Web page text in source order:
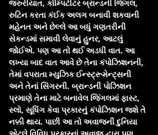
જરુરીયાત, કોમ્પિટીટર બ્રાન્ડની જિંગલ,
રુટિન કરતા કંઈક અલગ બનાવી શકવાની
મહેનત અને છેલ્લે આ બધું ગણતરીની
સેકન્ડમાં સમાવી લેવાનું હુનર, આટલું
જોઈએ. પણ આ તો થઈ અડધી વાત. આ
લખ્યા બાદ વાત આવે છે તેના કંપોઝિશનની,
તેમાં વપરાતા મ્યુઝિક ઈન્સ્ટ્રૂમેન્ટ્સની
અને તેનાં સિંગરની. બ્રાન્ડની પોઝિશન
પ્રમાણે તેના માટે બનાવેલ જિંગલમાં ફાસ્ટ,
સ્લો, સૂધિંગ કેવા પ્રકારનું કંપોઝિશન જશે તે
નક્કી થાય. પાછી આ તો અવાજની દુનિયા